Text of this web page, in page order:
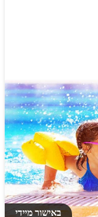
באישור מיידי